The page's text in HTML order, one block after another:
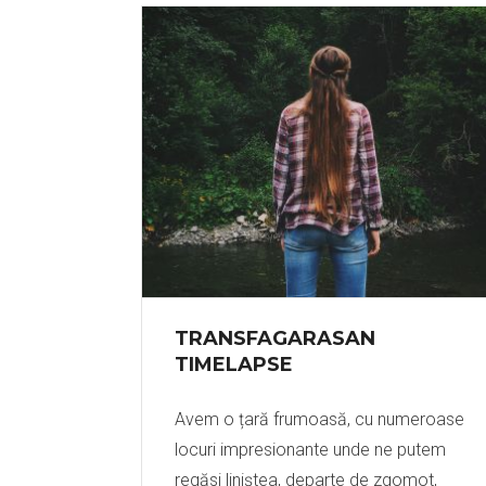
TRANSFAGARASAN
TIMELAPSE
Avem o țară frumoasă, cu numeroase
locuri impresionante unde ne putem
regăsi liniștea, departe de zgomot,